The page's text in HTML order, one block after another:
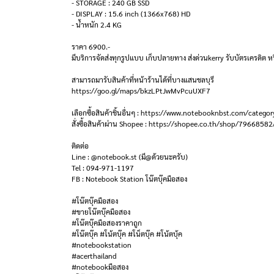
- STORAGE : 240 GB SSD
- DISPLAY : 15.6 inch (1366x768) HD
- น้ำหนัก 2.4 KG
ราคา 6900.-
มีบริการจัดส่งทุกรูปแบบ เก็บปลายทาง ส่งด่วนkerry รับบัตรเครดิต
สามารถมารับสินค้าที่หน้าร้านได้ที่บางแสนชลบุรี
https://goo.gl/maps/bkzLPtJwMvPcuUXF7
เลือกซื้อสินค้าชิ้นอื่นๆ : https://www.notebooknbst.com/
สั่งซื้อสินค้าผ่าน Shopee : https://shopee.co.th/shop/
ติดต่อ
Line : @notebook.st (มี@ด้วยนะครับ)
Tel : 094-971-1197
FB : Notebook Station โน๊ตบุ๊คมือสอง
#โน๊ตบุ๊คมือสอง
#ขายโน๊ตบุ๊คมือสอง
#โน๊ตบุ๊คมือสองราคาถูก
#โน๊ตบุ๊ค #โน้ตบุ๊ค #โน็ตบุ๊ค #โน้ตบุ้ค
#notebookstation
#acerthailand
#notebookมือสอง